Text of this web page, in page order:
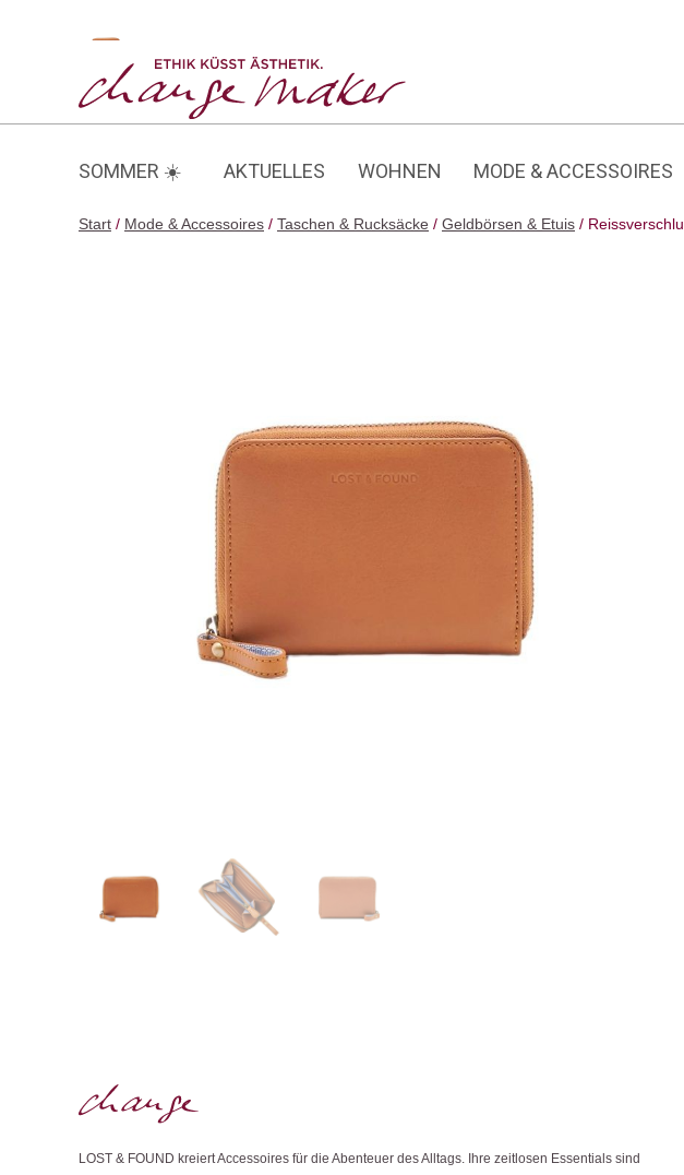
SOMMER ☀️ AKTUELLES WOHNEN MODE & ACCESSOIRES
Start / Mode & Accessoires / Taschen & Rucksäcke / Geldbörsen & Etuis /
LOST & FOUND kreiert Accessoires für die Abenteuer des Alltags. Ihre zeitlosen Essentials sind